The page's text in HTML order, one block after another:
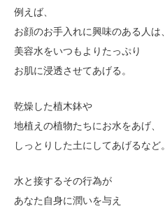
例えば、
お顔のお手入れに興味のある人は、
美容水をいつもよりたっぷり
お肌に浸透させてあげる。
乾燥した植木鉢や
地植えの植物たちにお水をあげ、
しっとりした土にしてあげるなど。
水と接するその行為が
あなた自身に潤いを与え